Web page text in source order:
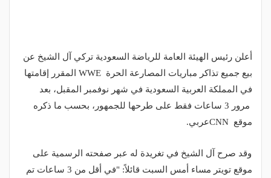
أعلن رئيس الهيئة العامة للرياضة السعودية تركي آل الشيخ عن
بيع جميع تذاكر مباريات المصارعة الحرة WWE المقرر إقامتها
في المملكة العربية السعودية في شهر نوفمبر المقبل، بعد
مرور 3 ساعات فقط على طرحها للجمهور، بحسب ما ذكره
موقع CNNعربي.
وقد صرح آل الشيخ في تغريدة له عبر صفحته الرسمية على
موقع تويتر مساء أمس السبت قائلاً: "في أقل من 3 ساعات تم